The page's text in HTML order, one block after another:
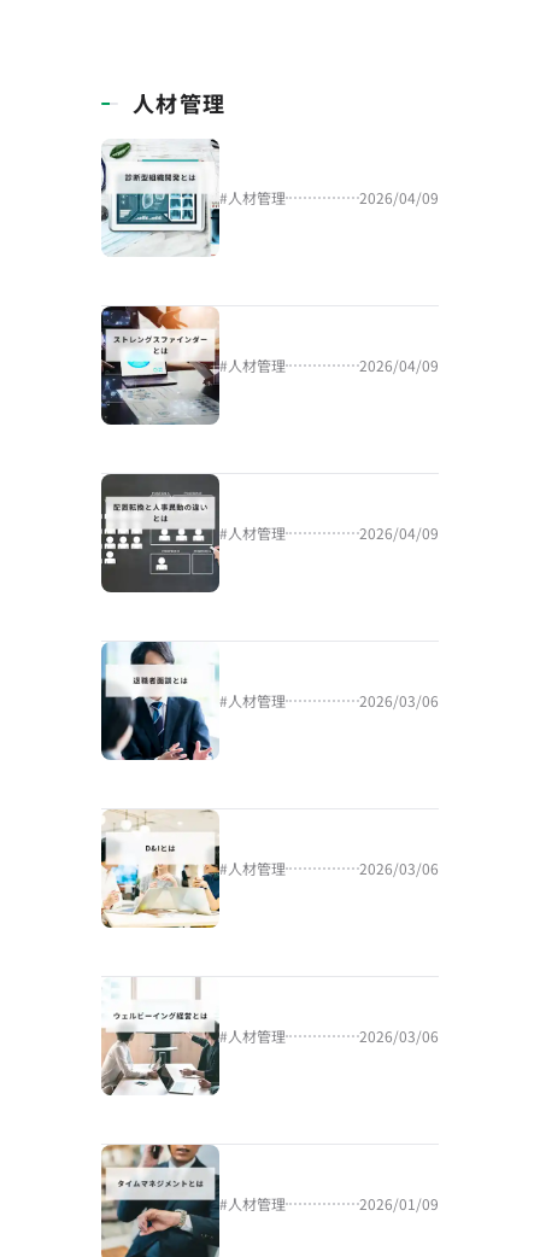
人材管理
#人材管理 2026/04/09
#人材管理 2026/04/09
#人材管理 2026/04/09
#人材管理 2026/03/06
#人材管理 2026/03/06
#人材管理 2026/03/06
#人材管理 2026/01/09